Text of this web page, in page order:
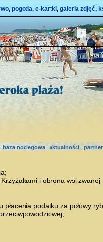
, pogoda, e-kartki, galeria zdjęć,
baza noclegowa aktualności
i obrona wsi zwanej
podatku za połowy